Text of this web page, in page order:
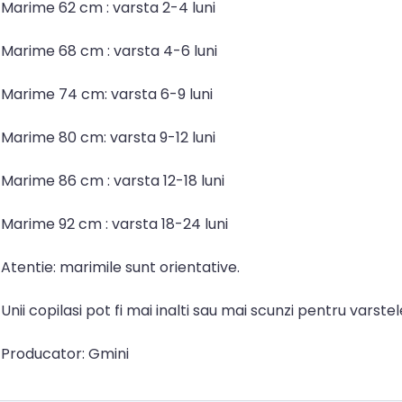
Marime 62 cm : varsta 2-4 luni
Marime 68 cm : varsta 4-6 luni
Marime 74 cm: varsta 6-9 luni
Marime 80 cm: varsta 9-12 luni
Marime 86 cm : varsta 12-18 luni
Marime 92 cm : varsta 18-24 luni
Atentie: marimile sunt orientative.
Unii copilasi pot fi mai inalti sau mai scunzi pentru
Producator: Gmini